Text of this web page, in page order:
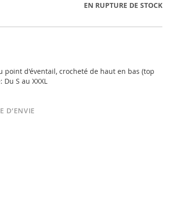
EN RUPTURE DE STOCK
point d'éventail, crocheté de haut en bas (top
S au XXXL
D’ENVIE